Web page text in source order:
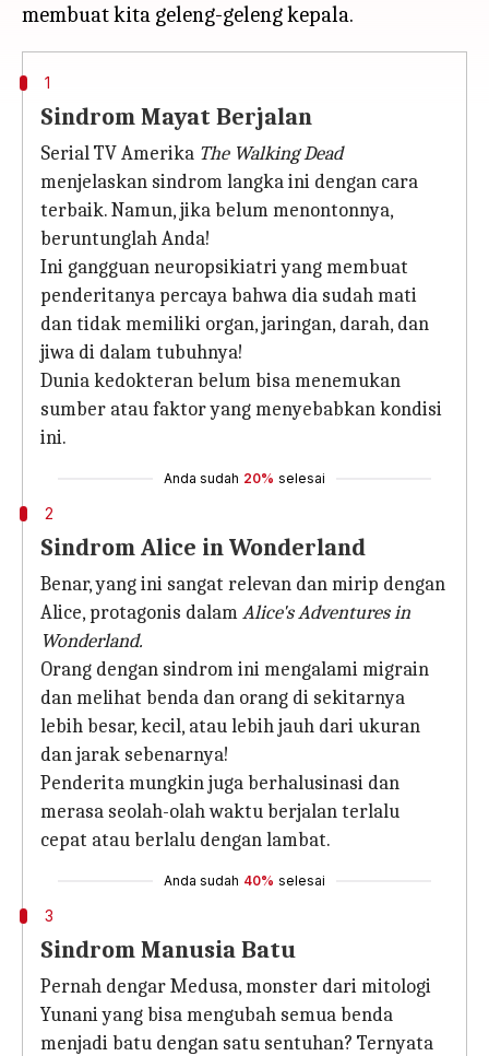
1
Sindrom Mayat Berjalan
Serial TV Amerika The Walking Dead
menjelaskan sindrom langka ini dengan cara
terbaik. Namun, jika belum menontonnya,
beruntunglah Anda!
Ini gangguan neuropsikiatri yang membuat
penderitanya percaya bahwa dia sudah mati
dan tidak memiliki organ, jaringan, darah, dan
jiwa di dalam tubuhnya!
Dunia kedokteran belum bisa menemukan
sumber atau faktor yang menyebabkan kondisi
ini.
Anda sudah 20% selesai
2
Sindrom Alice in Wonderland
Benar, yang ini sangat relevan dan mirip dengan
Alice, protagonis dalamAlice's Adventures in
Wonderland.
Orang dengan sindrom ini mengalami migrain
dan melihat benda dan orang di sekitarnya
lebih besar, kecil, atau lebih jauh dari ukuran
dan jarak sebenarnya!
Penderita mungkin juga berhalusinasi dan
merasa seolah-olah waktu berjalan terlalu
cepat atau berlalu dengan lambat.
Anda sudah 40% selesai
3
Sindrom Manusia Batu
Pernah dengar Medusa, monster dari mitologi
Yunani yang bisa mengubah semua benda
menjadi batu dengan satu sentuhan? Ternyata